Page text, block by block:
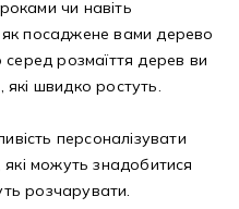
чи навіть
посаджене вами дерево
серед розмаїття дерев ви
швидко ростуть.
персоналізувати
які можуть знадобитися
розчарувати.